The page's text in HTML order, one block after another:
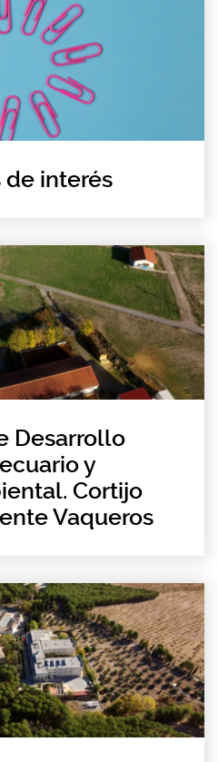
de interés
Desarrollo
y
Cortijo
Vaqueros